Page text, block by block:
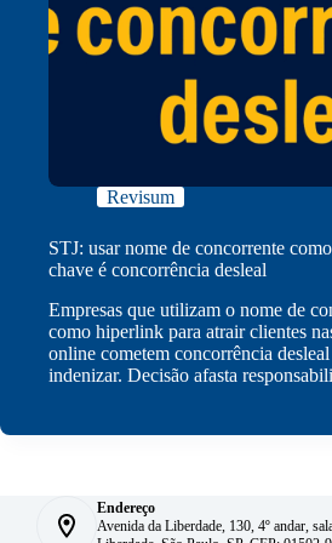
Revisum
STJ: usar nome de concorrente
chave é concorrência desleal
Empresas que utilizam o nome de
como hiperlink para atrair clientes
online cometem concorrência
indenizar. Decisão afasta
Endereço
Avenida da Liberdade, 130, 4º andar,